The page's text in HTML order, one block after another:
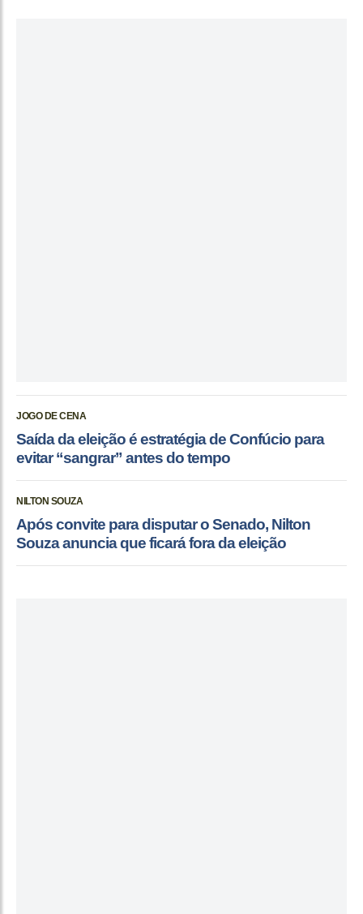
JOGO DE CENA
Saída da eleição é estratégia de Confúcio para
evitar “sangrar” antes do tempo
NILTON SOUZA
Após convite para disputar o Senado, Nilton
Souza anuncia que ficará fora da eleição